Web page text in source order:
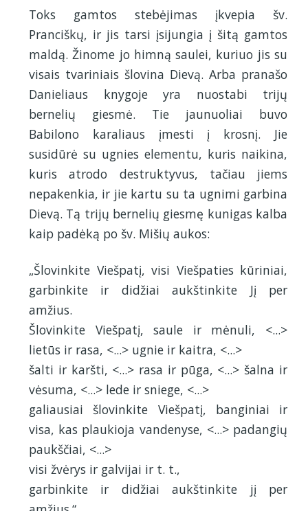
Toks gamtos stebėjimas įkvepia šv.
Pranciškų, ir jis tarsi įsijungia į šitą gamtos
maldą. Žinome jo himną saulei, kuriuo jis su
visais tvariniais šlovina Dievą. Arba pranašo
Danieliaus knygoje yra nuostabi trijų
bernelių giesmė. Tie jaunuoliai buvo
Babilono karaliaus įmesti į krosnį. Jie
susidūrė su ugnies elementu, kuris naikina,
kuris atrodo destruktyvus, tačiau jiems
nepakenkia, ir jie kartu su ta ugnimi garbina
Dievą. Tą trijų bernelių giesmę kunigas kalba
kaip padėką po šv. Mišių aukos:
„Šlovinkite Viešpatį, visi Viešpaties kūriniai,
garbinkite ir didžiai aukštinkite Jį per
amžius.
Šlovinkite Viešpatį, saule ir mėnuli, <...>
lietūs ir rasa, <...> ugnie ir kaitra, <...>
šalti ir karšti, <...> rasa ir pūga, <...> šalna ir
vėsuma, <...> lede ir sniege, <...>
galiausiai šlovinkite Viešpatį, banginiai ir
visa, kas plaukioja vandenyse, <...> padangių
paukščiai, <...>
visi žvėrys ir galvijai ir t. t.,
garbinkite ir didžiai aukštinkite jį per